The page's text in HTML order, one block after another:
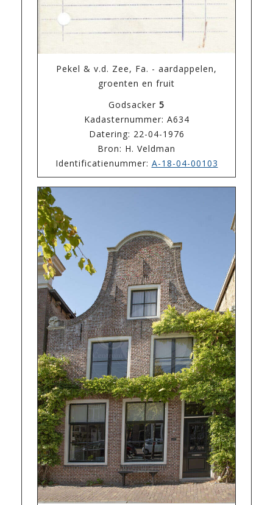
Pekel & v.d. Zee, Fa. - aardappelen,
groenten en fruit
Godsacker 5
Kadasternummer: A634
Datering: 22-04-1976
Bron: H. Veldman
Identificatienummer: A-18-04-00103